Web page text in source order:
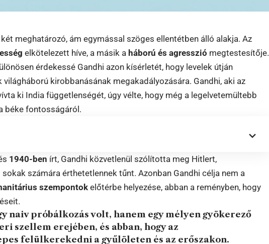
meghatározó, ám egymással szöges ellentétben álló alakja. Az
elkötelezett híve, a másik aháború és agresszió megtestesítője.
érdekessé Gandhi azon kísérletét, hogy levelek útján
kirobbanásának megakadályozására. Gandhi, aki az
ki India függetlenségét, úgy vélte, hogy még a legelvetemültebb
béke fontosságáról.
1940-ben írt, Gandhi közvetlenül szólította meg Hitlert,
sokak számára érthetetlennek tűnt. Azonban Gandhi célja nem a
szempontokelőtérbe helyezése, abban a reményben, hogy
naiv próbálkozás volt, hanem egy mélyen gyökerező
szellem erejében, és abban, hogy az
felülkerekedni a gyűlöleten és az erőszakon.